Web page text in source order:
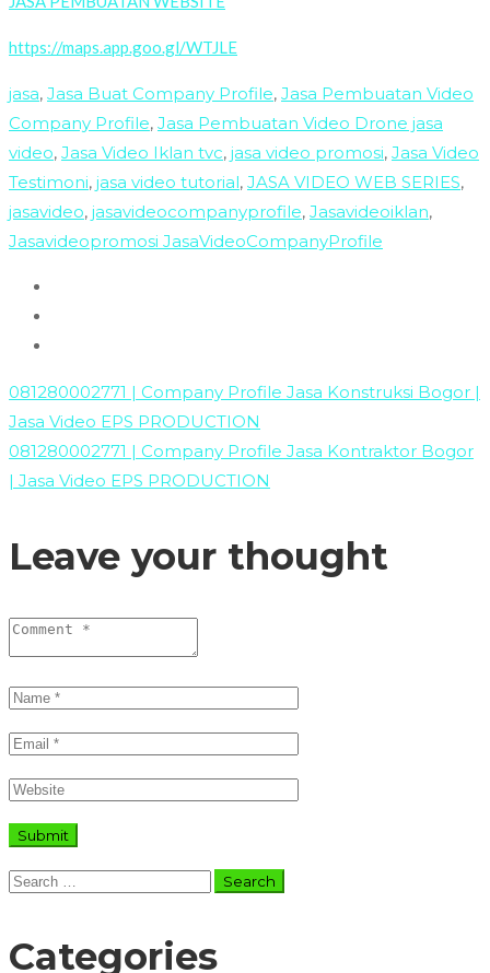
https://maps.app.goo.gl/WTJLE
jasa, Jasa Buat Company Profile, Jasa Pembuatan Video
Company Profile, Jasa Pembuatan Video Drone jasa
video, Jasa Video Iklan tvc, jasa video promosi, Jasa Video
Testimoni, jasa video tutorial, JASA VIDEO WEB SERIES,
jasavideo, jasavideocompanyprofile, Jasavideoiklan,
Jasavideopromosi JasaVideoCompanyProfile
081280002771 | Company Profile Jasa Konstruksi Bogor |
Jasa Video EPS PRODUCTION
081280002771 | Company Profile Jasa Kontraktor Bogor
| Jasa Video EPS PRODUCTION
Leave your thought
Search
Categories